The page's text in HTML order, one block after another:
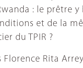
: le prêtre
et de la
du TPIR ?
Florence Rita